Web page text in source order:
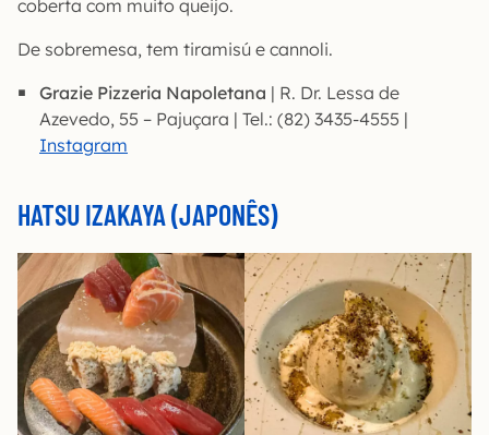
coberta com muito queijo.
De sobremesa, tem tiramisú e cannoli.
Grazie Pizzeria Napoletana | R. Dr. Lessa de
Azevedo, 55 – Pajuçara | Tel.: (82) 3435-4555 |
Instagram
HATSU IZAKAYA (JAPONÊS)